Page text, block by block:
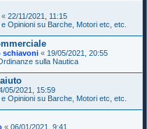
« 22/11/2021, 11:15
Opinioni su Barche, Motori etc, etc.
schiavoni « 19/05/2021, 20:55
sulla Nautica
05/2021, 15:59
Opinioni su Barche, Motori etc, etc.
« 06/01/2021, 9:41